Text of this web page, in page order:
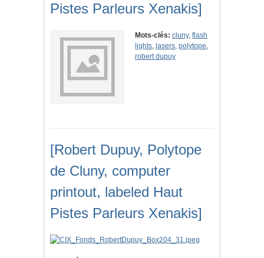
Pistes Parleurs Xenakis]
Mots-clés: cluny, flash
lights, lasers, polytope,
robert dupuy
[Robert Dupuy, Polytope
de Cluny, computer
printout, labeled Haut
Pistes Parleurs Xenakis]